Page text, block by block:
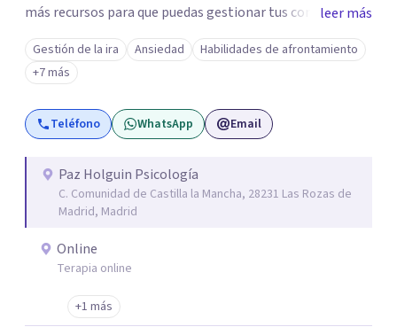
más recursos para que puedas gestionar tus conflictos.
Cada sesión individual es de aproximadamente 60
minutos. En la primera cita, ya sea online o presencial,
nos conoceremos y comenzaremos la evaluación y
estableceremos los objetivos en los que vamos a
trabajar.
leer más
Gestión de la ira Ansiedad
Habilidades de afrontamiento
+7 más
Teléfono WhatsApp Email
Paz Holguin Psicología
C. Comunidad de Castilla la Mancha, 28231 Las Rozas de
Madrid, Madrid
Online
Terapia online
+1 más